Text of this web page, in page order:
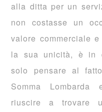
alla ditta per un
non costasse un
valore commerciale
la sua unicità, è in
solo pensare al
Somma
riuscire a trovare